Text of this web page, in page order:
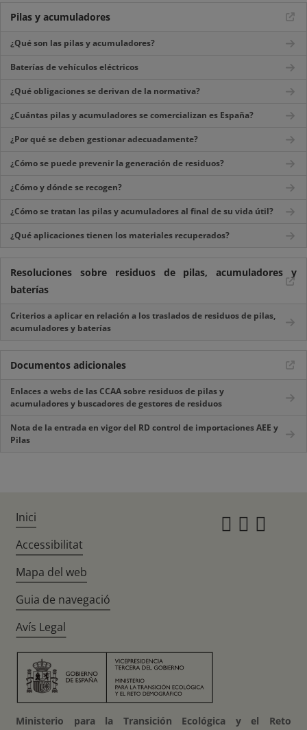
Pilas y acumuladores
¿Qué son las pilas y acumuladores?
Baterías de vehículos eléctricos
¿Qué obligaciones se derivan de la normativa?
¿Cuántas pilas y acumuladores se comercializan es España?
¿Por qué se deben gestionar adecuadamente?
¿Cómo se puede prevenir la generación de residuos?
¿Cómo y dónde se recogen?
¿Cómo se tratan las pilas y acumuladores al final de su vida útil?
¿Qué aplicaciones tienen los materiales recuperados?
Resoluciones sobre residuos de pilas, acumuladores y
baterías
Criterios a aplicar en relación a los traslados de residuos de pilas,
acumuladores y baterías
Documentos adicionales
Enlaces a webs de las CCAA sobre residuos de pilas y
acumuladores y buscadores de gestores de residuos
Nota de la entrada en vigor del RD control de importaciones AEE y
Pilas
Inici
Accessibilitat
Mapa del web
Guia de navegació
Avís Legal
Ministerio para la Transición Ecológica y el Reto